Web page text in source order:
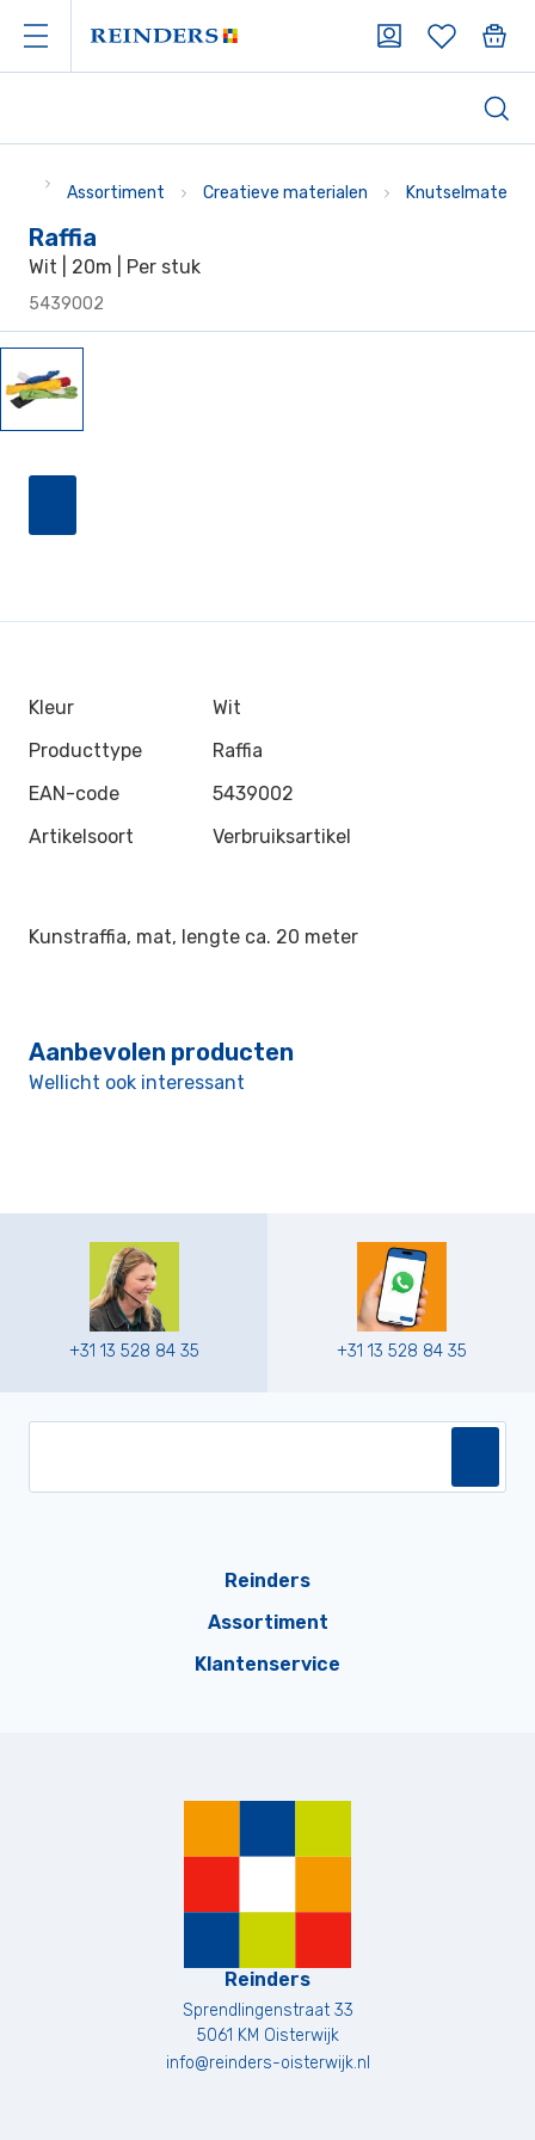
Assortiment Creatieve materialen
Raffia
Wit | 20m | Per stuk
5439002
Kleur
Wit
Producttype
Raffia
EAN-code
5439002
Artikelsoort
Verbruiksartikel
Kunstraffia, mat, lengte ca. 20 meter
Aanbevolen producten
Wellicht ook interessant
+31 13 528 84 35 +31 13 528 84 35
Reinders
Assortiment
Klantenservice
Reinders
Sprendlingenstraat 33
5061 KM Oisterwijk
info@reinders-oisterwijk.nl